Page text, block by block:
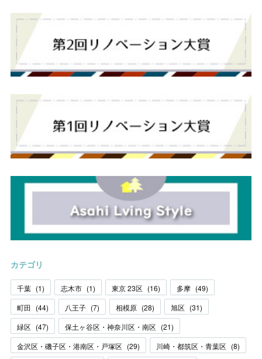
カテゴリ
千葉 (1) 志木市 (1) 東京 23区 (16) 多摩 (49)
町田 (44) 八王子 (7) 相模原 (28) 旭区 (31)
緑区 (47) 保土ヶ谷区・神奈川区・南区 (21)
金沢区・磯子区・港南区・戸塚区 (29) 川崎・都筑区・青葉区 (8)